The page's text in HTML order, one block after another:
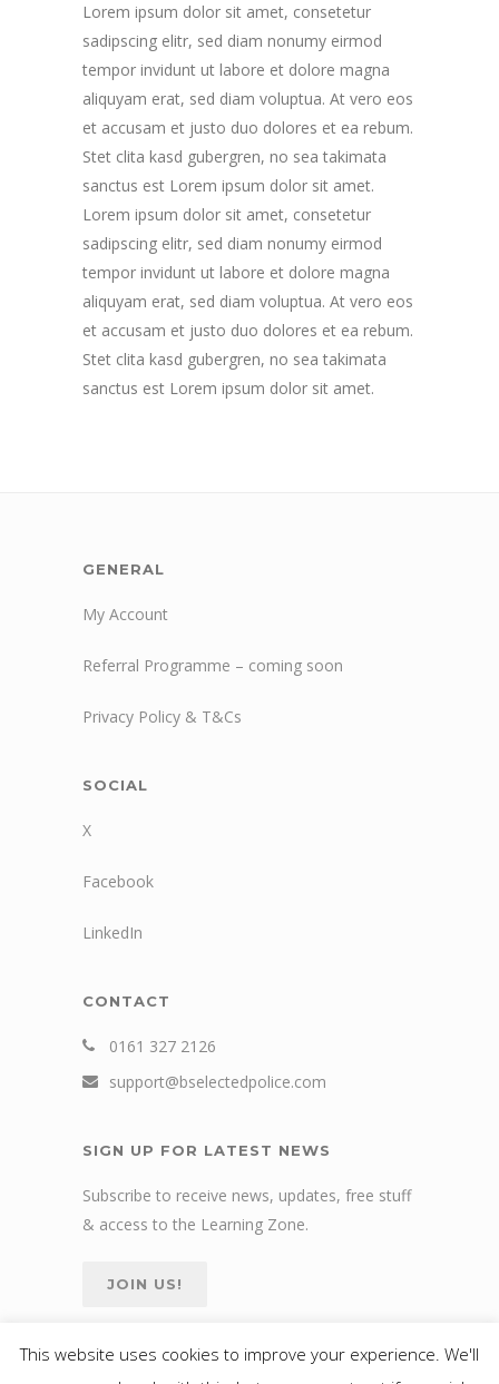
Lorem ipsum dolor sit amet, consetetur
sadipscing elitr, sed diam nonumy eirmod
tempor invidunt ut labore et dolore magna
aliquyam erat, sed diam voluptua. At vero eos
et accusam et justo duo dolores et ea rebum.
Stet clita kasd gubergren, no sea takimata
sanctus est Lorem ipsum dolor sit amet.
Lorem ipsum dolor sit amet, consetetur
sadipscing elitr, sed diam nonumy eirmod
tempor invidunt ut labore et dolore magna
aliquyam erat, sed diam voluptua. At vero eos
et accusam et justo duo dolores et ea rebum.
Stet clita kasd gubergren, no sea takimata
sanctus est Lorem ipsum dolor sit amet.
GENERAL
My Account
Referral Programme – coming soon
Privacy Policy & T&Cs
SOCIAL
X
Facebook
LinkedIn
CONTACT
0161 327 2126
support@bselectedpolice.com
SIGN UP FOR LATEST NEWS
Subscribe to receive news, updates, free stuff
& access to the Learning Zone.
JOIN US!
This website uses cookies to improve your experience. We'll